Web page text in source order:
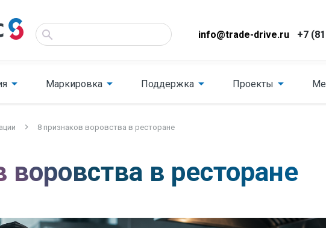
info@trade-drive.ru +7
Маркировка Поддержка Проекты
8 признаков воровства в ресторане
воровства в ресторане